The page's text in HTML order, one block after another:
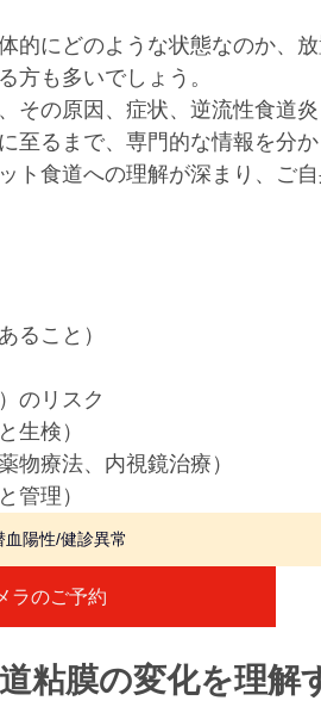
的にどのような状態なのか、
方も多いでしょう。
その原因、症状、逆流性食道
至るまで、専門的な情報を分
ト食道への理解が深まり、ご
ること）
のリスク
生検）
物療法、内視鏡治療）
管理）
血陽性/健診異常
ラのご予約
粘膜の変化を理解